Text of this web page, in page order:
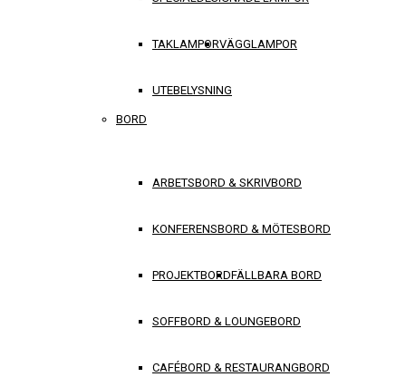
TAKLAMPORVÄGGLAMPOR
UTEBELYSNING
BORD
ARBETSBORD & SKRIVBORD
KONFERENSBORD & MÖTESBORD
PROJEKTBORDFÄLLBARA BORD
SOFFBORD & LOUNGEBORD
CAFÉBORD & RESTAURANGBORD